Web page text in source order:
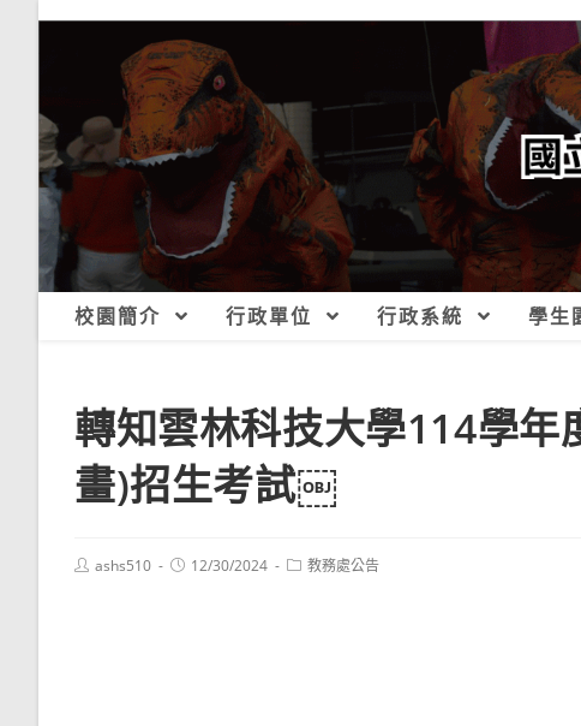
校園簡介 行政單位 行政系統 學生
轉知雲林科技大學114學
畫)招生考試￼
Postashs510
Post12/30/2024
Post教務處公告